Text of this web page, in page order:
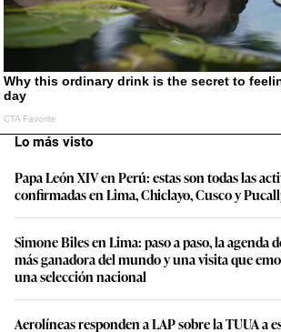
Lo más visto
Papa León XIV en Perú: estas son todas las
confirmadas en Lima, Chiclayo, Cusco y
Simone Biles en Lima: paso a paso, la agenda
más ganadora del mundo y una visita que
una selección nacional
Aerolíneas responden a LAP sobre la TUUA a